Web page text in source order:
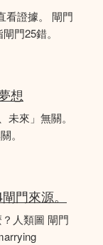
看證據。 閘門
門25錯。
想
來」無關。
。
門來源。
人類圖 閘門